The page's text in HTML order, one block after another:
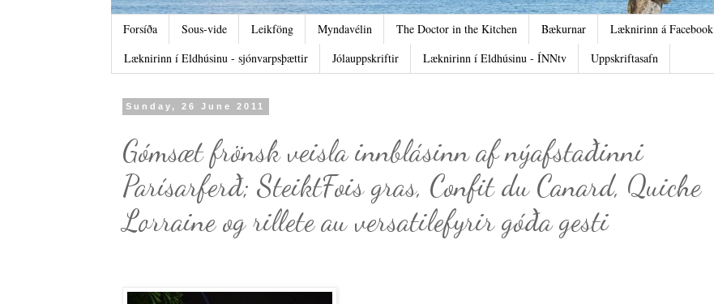
Forsíða Sous-vide Leikföng Myndavélin The Doctor in the Kitchen Bækurnar Læknirinn á Facebook
Læknirinn í Eldhúsinu - sjónvarpsþættir
Jólauppskriftir Læknirinn í Eldhúsinu - ÍNNtv Uppskriftasafn
Sunday, 26 June 2011
Gómsæt frönsk veisla innblásinn af nýafstaðinni
Parísarferð; SteiktFois gras, Confit du Canard, Quiche
Lorraine og rillete au versatilefyrir góða gesti